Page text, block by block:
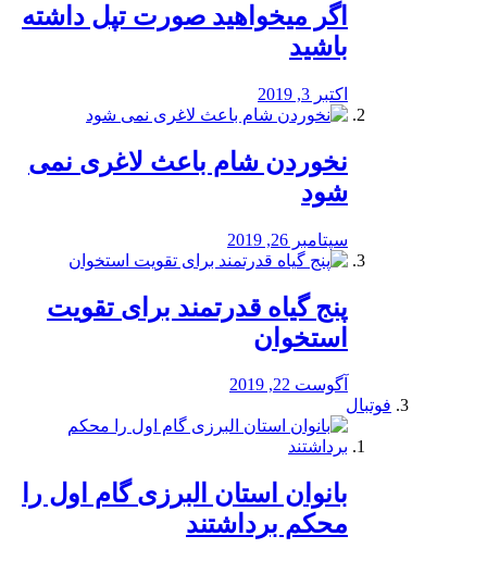
اگر میخواهید صورت تپل داشته
باشید
اکتبر 3, 2019
نخوردن شام باعث لاغری نمی
‌شود
سپتامبر 26, 2019
پنج گیاه قدرتمند برای تقویت
استخوان
آگوست 22, 2019
فوتبال
بانوان استان البرزی گام اول را
محكم برداشتند